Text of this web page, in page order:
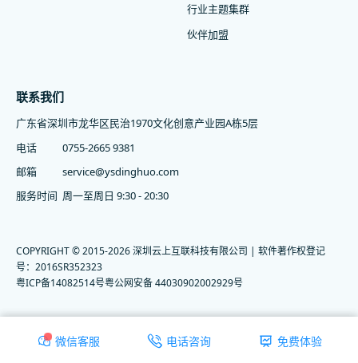
微信客服 电话咨询 免费体验
行业主题集群
伙伴加盟
联系我们
广东省深圳市龙华区民治1970文化创意产业园A栋5层
电话
0755-2665 9381
邮箱
service@ysdinghuo.com
服务时间 周一至周日 9:30 - 20:30
COPYRIGHT © 2015-2026 深圳云上互联科技有限公司 | 软件著作权登记
号：2016SR352323
粤ICP备14082514号粤公网安备 44030902002929号